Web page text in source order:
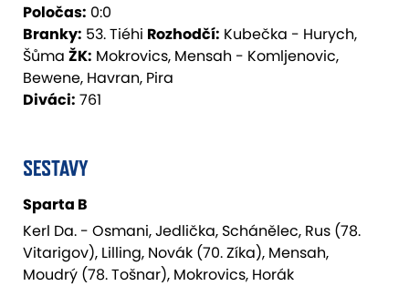
Poločas: 0:0
Branky: 53. Tiéhi Rozhodčí: Kubečka - Hurych,
Šůma ŽK: Mokrovics, Mensah - Komljenovic,
Bewene, Havran, Pira
Diváci: 761
SESTAVY
Sparta B
Kerl Da. - Osmani, Jedlička, Schánělec, Rus (78.
Vitarigov), Lilling, Novák (70. Zíka), Mensah,
Moudrý (78. Tošnar), Mokrovics, Horák